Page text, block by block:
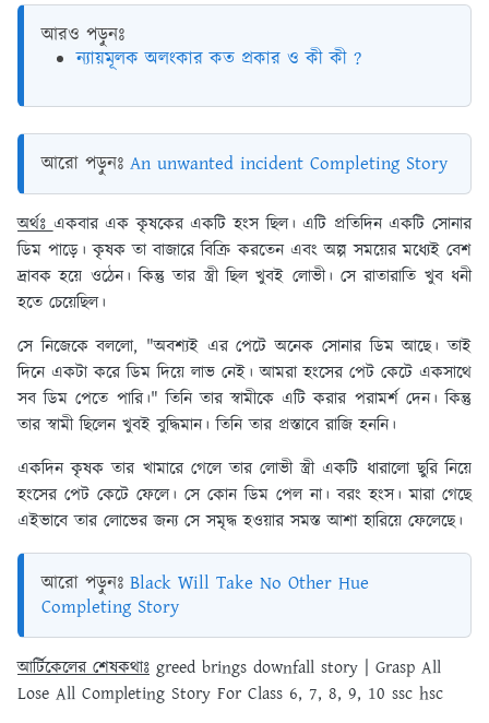
আরও পড়ুনঃ
ন্যায়মূলক অলংকার কত প্রকার ও কী কী ?
আরো পড়ুনঃ An unwanted incident Completing Story
অর্থঃ একবার এক কৃষকের একটি হংস ছিল। এটি প্রতিদিন একটি সোনার
ডিম পাড়ে। কৃষক তা বাজারে বিক্রি করতেন এবং অল্প সময়ের মধ্যেই বেশ
দ্রাবক হয়ে ওঠেন। কিন্তু তার স্ত্রী ছিল খুবই লোভী। সে রাতারাতি খুব ধনী
হতে চেয়েছিল।
সে নিজেকে বললো, "অবশ্যই এর পেটে অনেক সোনার ডিম আছে। তাই
দিনে একটা করে ডিম দিয়ে লাভ নেই। আমরা হংসের পেট কেটে একসাথে
সব ডিম পেতে পারি।" তিনি তার স্বামীকে এটি করার পরামর্শ দেন। কিন্তু
তার স্বামী ছিলেন খুবই বুদ্ধিমান। তিনি তার প্রস্তাবে রাজি হননি।
একদিন কৃষক তার খামারে গেলে তার লোভী স্ত্রী একটি ধারালো ছুরি নিয়ে
হংসের পেট কেটে ফেলে। সে কোন ডিম পেল না। বরং হংস। মারা গেছে
এইভাবে তার লোভের জন্য সে সমৃদ্ধ হওয়ার সমস্ত আশা হারিয়ে ফেলেছে।
আরো পড়ুনঃ Black Will Take No Other Hue
Completing Story
আর্টিকেলের শেষকথাঃ greed brings downfall story | Grasp All
Lose All Completing Story For Class 6, 7, 8, 9, 10 ssc hsc